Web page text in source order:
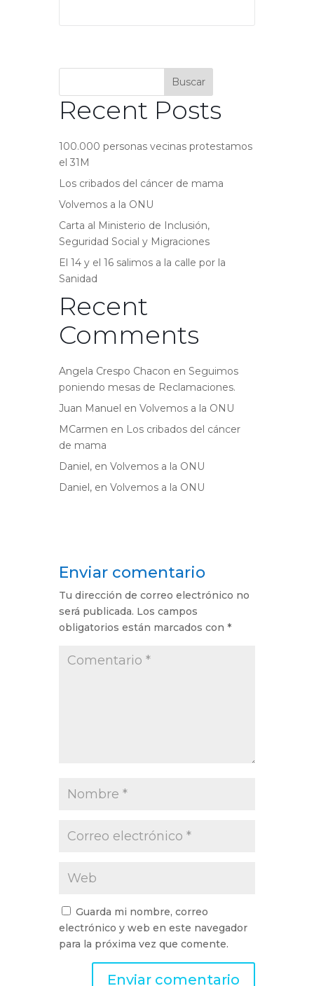
Buscar
Recent Posts
100.000 personas vecinas protestamos
el 31M
Los cribados del cáncer de mama
Volvemos a la ONU
Carta al Ministerio de Inclusión,
Seguridad Social y Migraciones
El 14 y el 16 salimos a la calle por la
Sanidad
Recent
Comments
Angela Crespo Chacon en Seguimos
poniendo mesas de Reclamaciones.
Juan Manuel en Volvemos a la ONU
MCarmen en Los cribados del cáncer
de mama
Daniel, en Volvemos a la ONU
Daniel, en Volvemos a la ONU
Enviar comentario
Tu dirección de correo electrónico no
será publicada. Los campos
obligatorios están marcados con *
Guarda mi nombre, correo
electrónico y web en este navegador
para la próxima vez que comente.